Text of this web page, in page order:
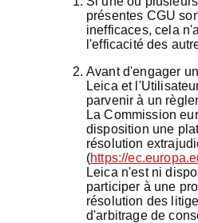
présentes CGU
inefficaces, cela
l'efficacité des
Avant d'engager
Leica et
parvenir à un
La Commission
disposition une
résolution
(https://
Leica n'est ni
participer à une
résolution des
d'arbitrage de